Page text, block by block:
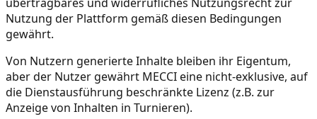
Nutzung der Plattform gemäß diesen Bedingungen
gewährt.
Von Nutzern generierte Inhalte bleiben ihr Eigentum,
aber der Nutzer gewährt MECCI eine nicht-exklusive, auf
die Dienstausführung beschränkte Lizenz (z.B. zur
Anzeige von Inhalten in Turnieren).